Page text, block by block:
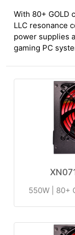
With 80+ GOLD
LLC resonance
power supplies
gaming PC
550W | 80+